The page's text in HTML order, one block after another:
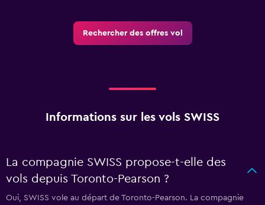
Rechercher des offres vol
Informations sur les vols SWISS
La compagnie SWISS propose-t-elle des
vols depuis Toronto-Pearson ?
Oui, SWISS vole au départ de Toronto-Pearson. La compagnie